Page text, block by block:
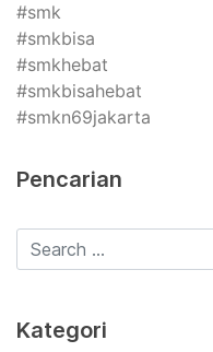
#smk
#smkbisa
#smkhebat
#smkbisahebat
#smkn69jakarta
Pencarian
Kategori